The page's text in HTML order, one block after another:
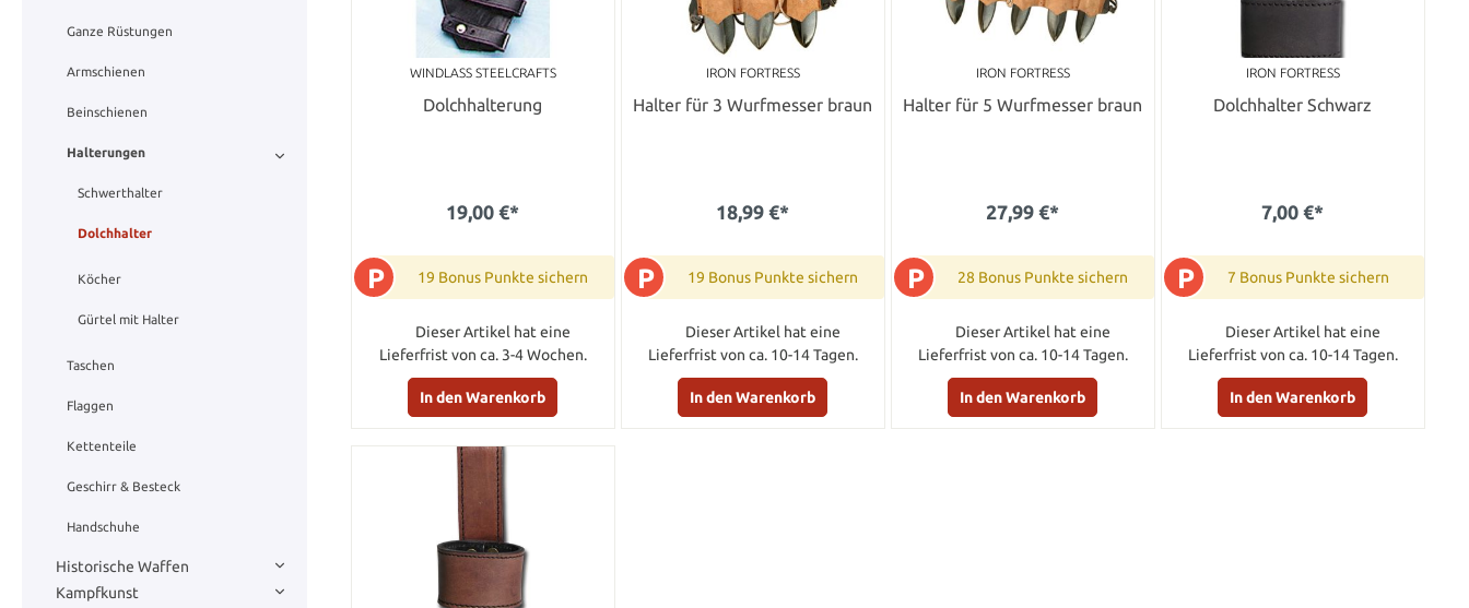
Ganze Rüstungen
Armschienen
Beinschienen
Halterungen
Schwerthalter
Dolchhalter
Köcher
Gürtel mit Halter
Taschen
Flaggen
Kettenteile
Geschirr & Besteck
Handschuhe
Historische Waffen
Kampfkunst
WINDLASS STEELCRAFTS
Dolchhalterung
19,00 €*
P 19 Bonus Punkte sichern
Dieser Artikel hat eine
Lieferfrist von ca. 3-4 Wochen.
In den Warenkorb
IRON FORTRESS
Halter für 3 Wurfmesser braun
18,99 €*
P 19 Bonus Punkte sichern
Dieser Artikel hat eine
Lieferfrist von ca. 10-14 Tagen.
In den Warenkorb
IRON FORTRESS
Halter für 5 Wurfmesser braun
27,99 €*
P 28 Bonus Punkte sichern
Dieser Artikel hat eine
Lieferfrist von ca. 10-14 Tagen.
In den Warenkorb
IRON FORTRESS
Dolchhalter Schwarz
7,00 €*
P 7 Bonus Punkte sichern
Dieser Artikel hat eine
Lieferfrist von ca. 10-14 Tagen.
In den Warenkorb